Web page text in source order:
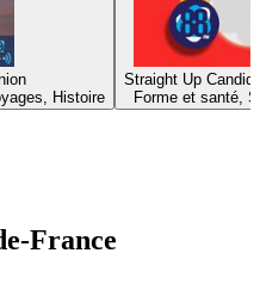
Histoire
Straight Up Candid
Forme et santé,
France